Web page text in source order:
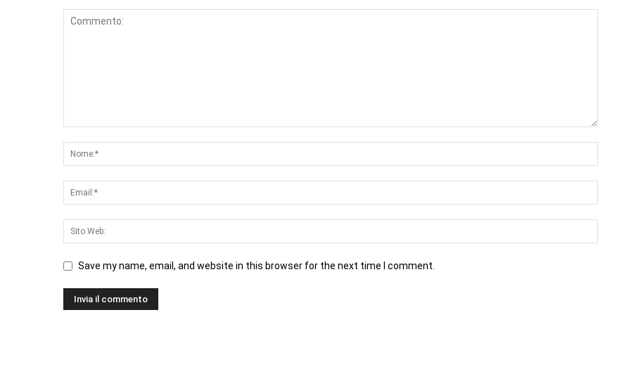
Save my name, email, and website in this browser for the next time I comment.